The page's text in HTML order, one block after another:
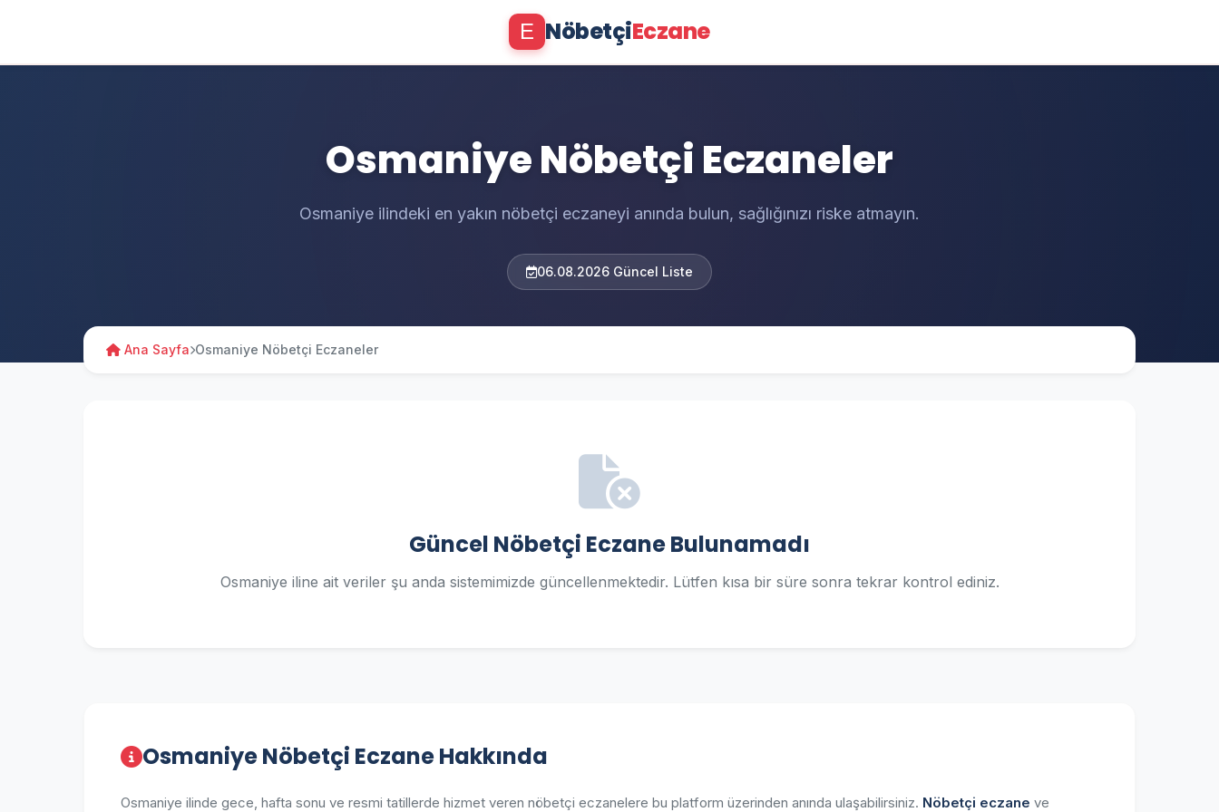
E NöbetçiEczane
Osmaniye Nöbetçi Eczaneler
Osmaniye ilindeki en yakın nöbetçi eczaneyi anında bulun, sağlığınızı riske atmayın.
06.08.2026 Güncel Liste
Ana Sayfa Osmaniye Nöbetçi Eczaneler
Güncel Nöbetçi Eczane Bulunamadı
Osmaniye iline ait veriler şu anda sistemimizde güncellenmektedir. Lütfen kısa bir süre sonra tekrar kontrol ediniz.
Osmaniye Nöbetçi Eczane Hakkında
Osmaniye ilinde gece, hafta sonu ve resmi tatillerde hizmet veren nöbetçi eczanelere bu platform üzerinden anında ulaşabilirsiniz. Nöbetçi eczane ve